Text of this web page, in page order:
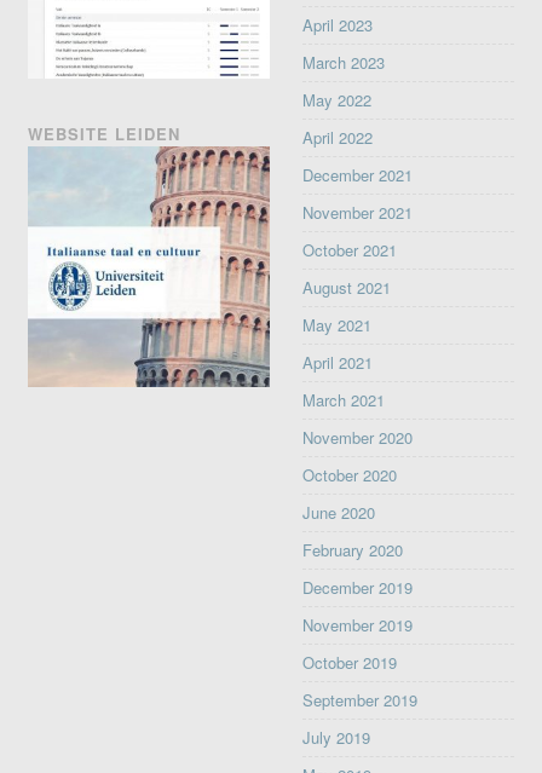
WEBSITE LEIDEN
April 2023
March 2023
May 2022
April 2022
December 2021
November 2021
October 2021
August 2021
May 2021
April 2021
March 2021
November 2020
October 2020
June 2020
February 2020
December 2019
November 2019
October 2019
September 2019
July 2019